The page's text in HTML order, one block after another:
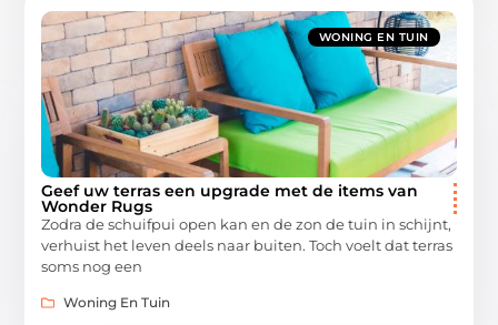
WONING EN TUIN
Geef uw terras een upgrade met de items van
Wonder Rugs
Zodra de schuifpui open kan en de zon de tuin in schijnt,
verhuist het leven deels naar buiten. Toch voelt dat terras
soms nog een
Woning En Tuin